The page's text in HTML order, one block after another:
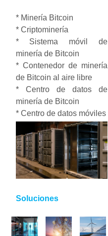
* Minería Bitcoin
* Criptominería
* Sistema móvil de
minería de Bitcoin
* Contenedor de minería
de Bitcoin al aire libre
* Centro de datos de
minería de Bitcoin
* Centro de datos móviles
Soluciones